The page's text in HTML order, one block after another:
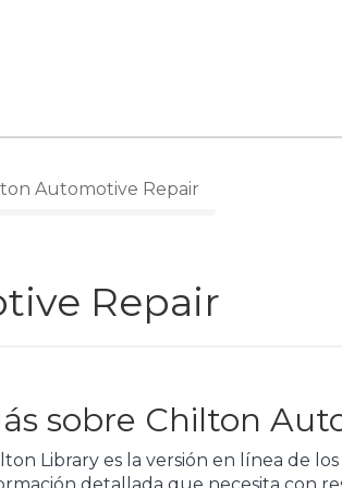
Automotive Repair
Repair
sobre Chilton
Library es la versión en línea de